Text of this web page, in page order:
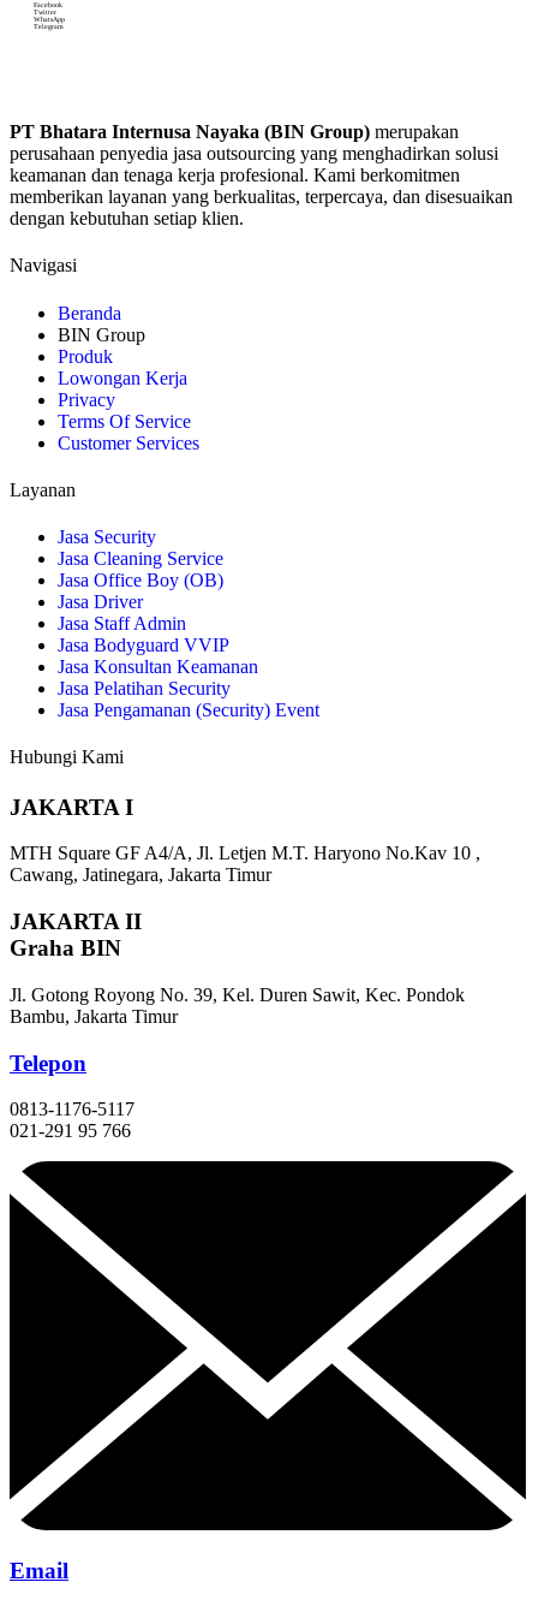
Facebook
Twitter
WhatsApp
Telegram
PT Bhatara Internusa Nayaka (BIN Group) merupakan
perusahaan penyedia jasa outsourcing yang menghadirkan solusi
keamanan dan tenaga kerja profesional. Kami berkomitmen
memberikan layanan yang berkualitas, terpercaya, dan disesuaikan
dengan kebutuhan setiap klien.
Navigasi
Beranda
BIN Group
Produk
Lowongan Kerja
Privacy
Terms Of Service
Customer Services
Layanan
Jasa Security
Jasa Cleaning Service
Jasa Office Boy (OB)
Jasa Driver
Jasa Staff Admin
Jasa Bodyguard VVIP
Jasa Konsultan Keamanan
Jasa Pelatihan Security
Jasa Pengamanan (Security) Event
Hubungi Kami
JAKARTA I
MTH Square GF A4/A, Jl. Letjen M.T. Haryono No.Kav 10 ,
Cawang, Jatinegara, Jakarta Timur
JAKARTA II
Graha BIN
Jl. Gotong Royong No. 39, Kel. Duren Sawit, Kec. Pondok
Bambu, Jakarta Timur
Telepon
0813-1176-5117
021-291 95 766
Email